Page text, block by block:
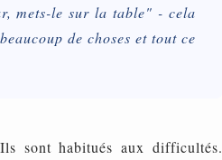
mets-le sur la table" - cela
de choses et tout ce
sont habitués aux difficultés.